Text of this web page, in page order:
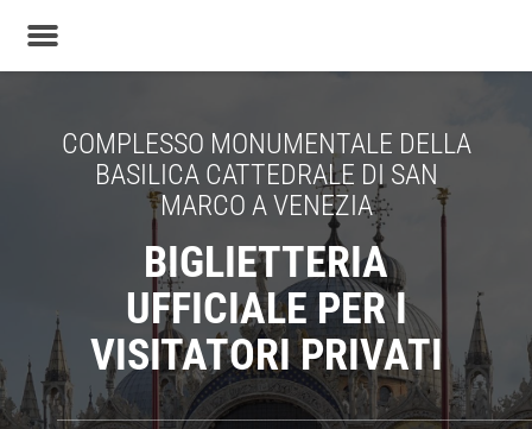
COMPLESSO MONUMENTALE DELLA
BASILICA CATTEDRALE DI SAN
MARCO A VENEZIA
BIGLIETTERIA
UFFICIALE PER I
VISITATORI PRIVATI